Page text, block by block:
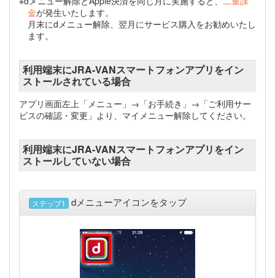
金が発生いたします。
月末にdメニュー解除、翌月にサービス購入をお勧めいたし
ます。
利用端末にJRA-VANスマートフォンアプリをイン
ストールされている場合
アプリ画面左上「メニュー」→「お手続き」→「ご利用サー
ビスの確認・変更」より、マイメニュー解除してください。
利用端末にJRA-VANスマートフォンアプリをイン
ストールしていない場合
ステップ1 dメニューアイコンをタップ